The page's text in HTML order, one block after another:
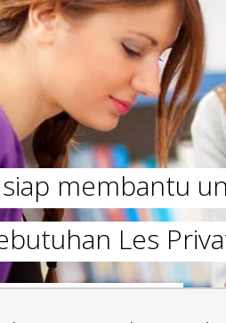
siap membantu
Les